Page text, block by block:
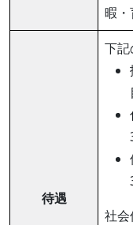
暇・
待遇
下記
社会